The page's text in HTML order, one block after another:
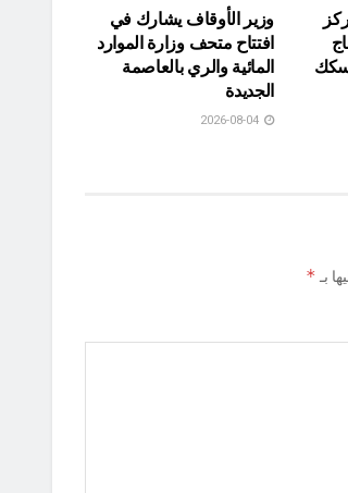
وزير الأوقاف يشارك في
افتتاح متحف وزارة الموارد
المائية والري بالعاصمة
الجديدة
بـ *